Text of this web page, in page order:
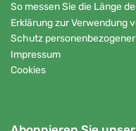
So messen Sie die Länge
Erklärung zur Verwendung
Schutz
Impressum
Cookies